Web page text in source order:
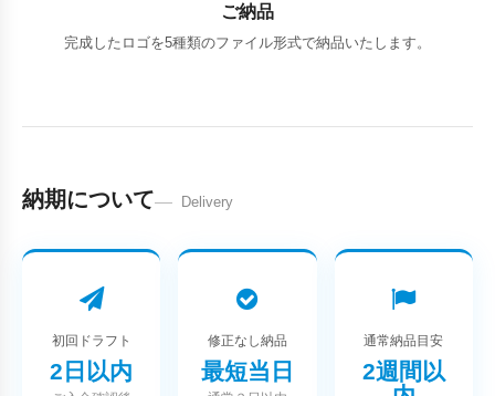
ご納品
完成したロゴを5種類のファイル形式で納品いたします。
納期について Delivery
初回ドラフト
2日以内
修正なし納品
最短当日
通常納品目安
2週間以